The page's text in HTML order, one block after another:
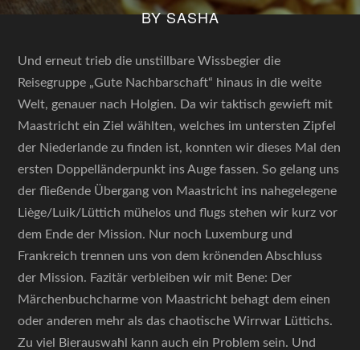
BYSASHA
Und erneut trieb die unstillbare Wissbegier die
Reisegruppe „Gute Nachbarschaft“ hinaus in die weite
Welt, genauer nach Holgien. Da wir taktisch gewieft mit
Maastricht ein Ziel wählten, welches im untersten Zipfel
der Niederlande zu finden ist, konnten wir dieses Mal den
ersten Doppelländerpunkt ins Auge fassen. So gelang uns
der fließende Übergang von Maastricht ins nahegelegene
Liège/Luik/Lüttich mühelos und flugs stehen wir kurz vor
dem Ende der Mission. Nur noch Luxemburg und
Frankreich trennen uns von dem krönenden Abschluss
der Mission. Fazitär verbleiben wir mit Bene: Der
Märchenbuchcharme von Maastricht behagt dem einen
oder anderen mehr als das chaotische Wirrwar Lüttichs.
Zu viel Bierauswahl kann auch ein Problem sein. Und